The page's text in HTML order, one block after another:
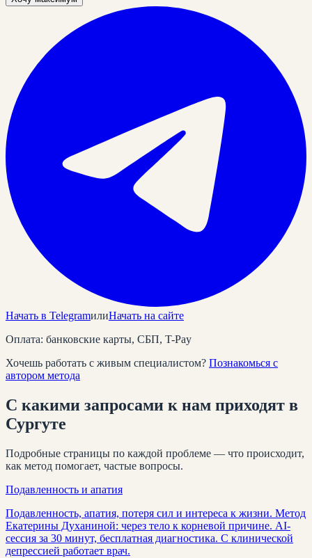
Начать в TelegramилиНачать на сайте
Оплата: банковские карты, СБП, T-Pay
Хочешь работать с живым специалистом? Познакомься с
автором метода
С какими запросами к нам приходят в
Сургуте
Подробные страницы по каждой проблеме — что происходит,
как метод помогает, частые вопросы.
Подавленность и апатия
Подавленность, апатия, потеря сил и интереса к жизни. Метод
Екатерины Духаниной: через тело к корневой причине. AI-
сессия за 30 минут, бесплатная диагностика. С клинической
депрессией работает врач.